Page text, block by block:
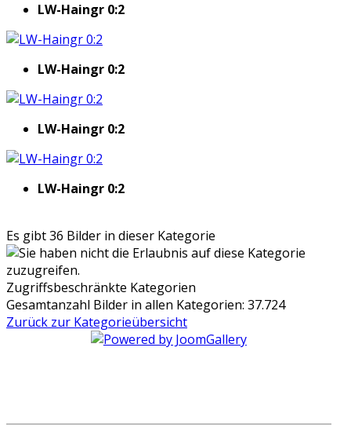
LW-Haingr 0:2
LW-Haingr 0:2
LW-Haingr 0:2
LW-Haingr 0:2
Es gibt 36 Bilder in dieser Kategorie
Zugriffsbeschränkte Kategorien
Gesamtanzahl Bilder in allen Kategorien: 37.724
Zurück zur Kategorieübersicht